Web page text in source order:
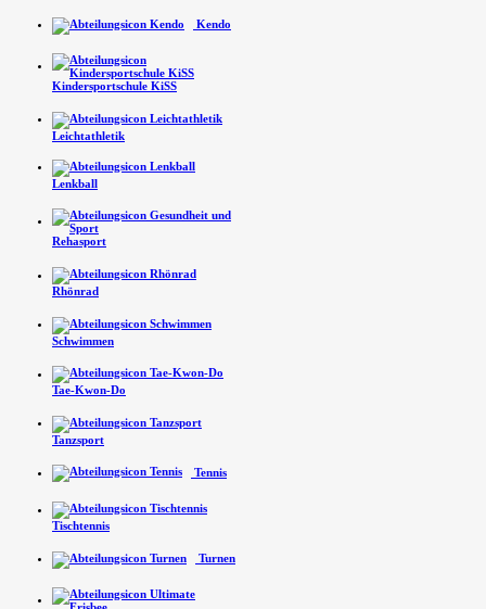
Kendo
Kindersport­schule KiSS
Leichtathletik
Lenkball
Rehasport
Rhönrad
Schwimmen
Tae-Kwon-Do
Tanzsport
Tennis
Tischtennis
Turnen